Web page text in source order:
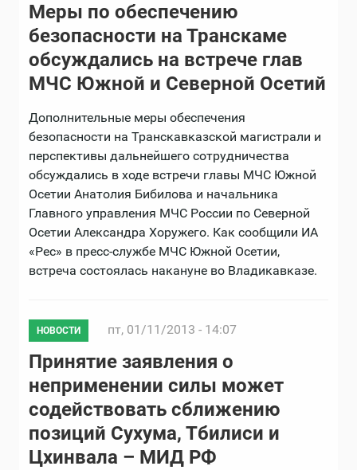
Меры по обеспечению
безопасности на Транскаме
обсуждались на встрече глав
МЧС Южной и Северной Осетий
Дополнительные меры обеспечения
безопасности на Транскавказской магистрали и
перспективы дальнейшего сотрудничества
обсуждались в ходе встречи главы МЧС Южной
Осетии Анатолия Бибилова и начальника
Главного управления МЧС России по Северной
Осетии Александра Хоружего. Как сообщили ИА
«Рес» в пресс-службе МЧС Южной Осетии,
встреча состоялась накануне во Владикавказе.
НОВОСТИ пт, 01/11/2013 - 14:07
Принятие заявления о
неприменении силы может
содействовать сближению
позиций Сухума, Тбилиси и
Цхинвала – МИД РФ